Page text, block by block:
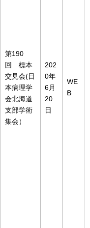
第190
回 標本
交見会(日
本病理学
会北海道
支部学術
集会）
202
0年
6月
20
日
WE
B